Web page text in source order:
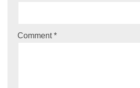
Comment*